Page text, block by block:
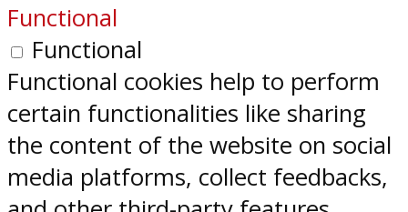
Functional
Functional
Functional cookies help to perform
certain functionalities like sharing
the content of the website on social
media platforms, collect feedbacks,